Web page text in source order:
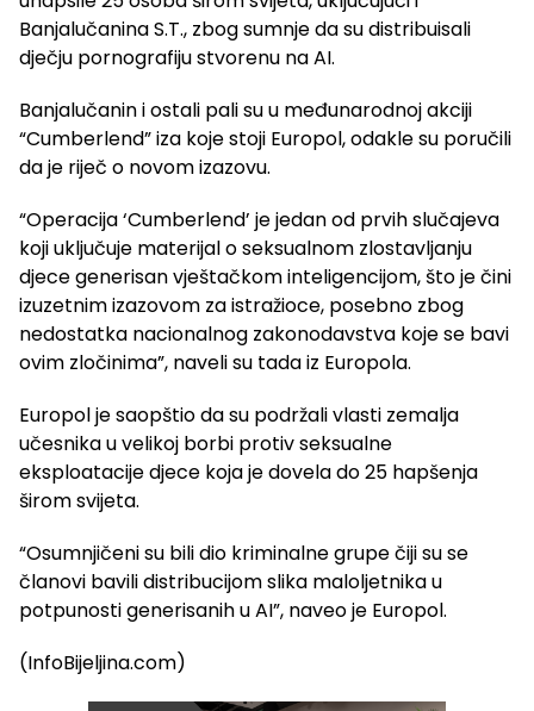
Banjalučanina S.T., zbog sumnje da su distribuisali
dječju pornografiju stvorenu na AI.
Banjalučanin i ostali pali su u međunarodnoj akciji
“Cumberlend” iza koje stoji Europol, odakle su poručili
da je riječ o novom izazovu.
“Operacija ‘Cumberlend’ je jedan od prvih slučajeva
koji uključuje materijal o seksualnom zlostavljanju
djece generisan vještačkom inteligencijom, što je čini
izuzetnim izazovom za istražioce, posebno zbog
nedostatka nacionalnog zakonodavstva koje se bavi
ovim zločinima”, naveli su tada iz Europola.
Europol je saopštio da su podržali vlasti zemalja
učesnika u velikoj borbi protiv seksualne
eksploatacije djece koja je dovela do 25 hapšenja
širom svijeta.
“Osumnjičeni su bili dio kriminalne grupe čiji su se
članovi bavili distribucijom slika maloljetnika u
potpunosti generisanih u AI”, naveo je Europol.
(InfoBijeljina.com)